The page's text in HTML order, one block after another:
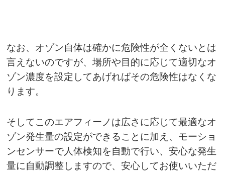
なお、オゾン自体は確かに危険性が全くないとは
言えないのですが、場所や目的に応じて適切なオ
ゾン濃度を設定してあげればその危険性はなくな
ります。
そしてこのエアフィーノは広さに応じて最適なオ
ゾン発生量の設定ができることに加え、モーショ
ンセンサーで人体検知を自動で行い、安心な発生
量に自動調整しますので、安心してお使いいただ